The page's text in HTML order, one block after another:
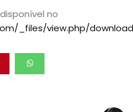
no
_files/view.php/